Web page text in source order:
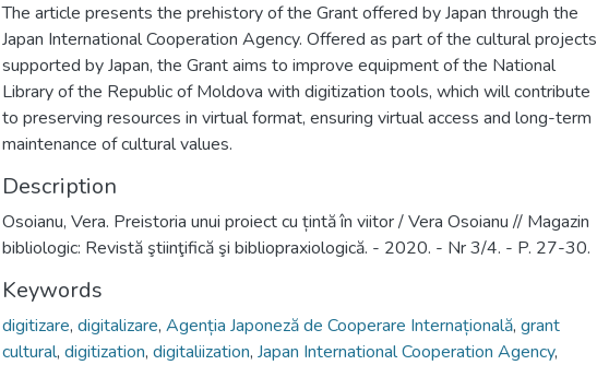
The article presents the prehistory of the Grant offered by Japan through the
Japan International Cooperation Agency. Offered as part of the cultural projects
supported by Japan, the Grant aims to improve equipment of the National
Library of the Republic of Moldova with digitization tools, which will contribute
to preserving resources in virtual format, ensuring virtual access and long-term
maintenance of cultural values.
Description
Osoianu, Vera. Preistoria unui proiect cu țintă în viitor / Vera Osoianu // Magazin
bibliologic: Revistă ştiinţifică şi bibliopraxiologică. - 2020. - Nr 3/4. - P. 27-30.
Keywords
digitizare, digitalizare, Agenția Japoneză de Cooperare Internațională, grant
cultural, digitization, digitaliization, Japan International Cooperation Agency,